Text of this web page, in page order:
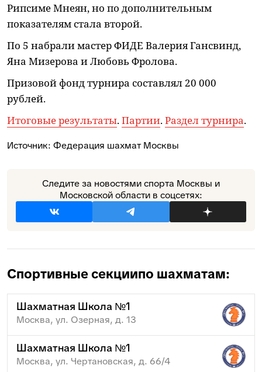
Рипсиме Мнеян, но по дополнительным
показателям стала второй.
По 5 набрали мастер ФИДЕ Валерия Гансвинд,
Яна Мизерова и Любовь Фролова.
Призовой фонд турнира составлял 20 000
рублей.
Итоговые результаты. Партии. Раздел турнира.
Источник: Федерация шахмат Москвы
Следите за новостями спорта Москвы и
Московской области в соцсетях:
Спортивные секциипо шахматам:
Шахматная Школа №1
Москва, ул. Озерная, д. 13
Шахматная Школа №1
Москва, ул. Чертановская, д. 66/4